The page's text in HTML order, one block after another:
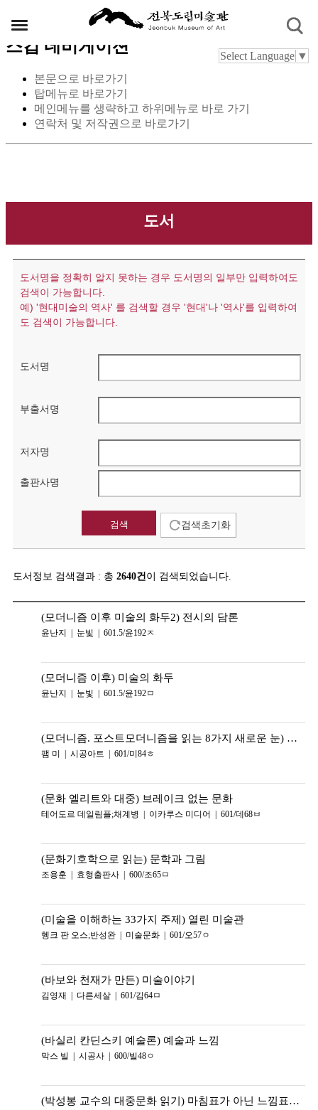
스킵 네비게이션
본문으로 바로가기
탑메뉴로 바로가기
메인메뉴를 생략하고 하위메뉴로 바로 가기
연락처 및 저작권으로 바로가기
Select Language ▼
도서
도서명을 정확히 알지 못하는 경우 도서명의 일부만 입력하여도
검색이 가능합니다.
예) '현대미술의 역사' 를 검색할 경우 '현대'나 '역사'를 입력하여
도 검색이 가능합니다.
도서명
부출서명
저자명
출판사명
검색초기화
도서정보 검색결과 : 총 2640건 이 검색되었습니다.
(모더니즘 이후 미술의 화두2) 전시의 담론
윤난지 | 눈빛 | 601.5/윤192ㅈ
(모더니즘 이후) 미술의 화두
윤난지 | 눈빛 | 601.5/윤192ㅁ
(모더니즘. 포스트모더니즘을 읽는 8가지 새로운 눈) 현대미술의 이해
팸 미 | 시공아트 | 601/미84ㅎ
(문화 엘리트와 대중) 브레이크 없는 문화
테어도르 데일림플;채계병 | 이카루스 미디어 | 601/데68ㅂ
(문화기호학으로 읽는) 문학과 그림
조용훈 | 효형출판사 | 600/조65ㅁ
(미술을 이해하는 33가지 주제) 열린 미술관
헹크 판 오스;반성완 | 미술문화 | 601/오57ㅇ
(바보와 천재가 만든) 미술이야기
김영재 | 다른세살 | 601/김64ㅁ
(바실리 칸딘스키 예술론) 예술과 느낌
막스 빌 | 시공사 | 600/빌48ㅇ
(박성봉 교수의 대중문화 읽기) 마침표가 아닌 느낌표의 예술